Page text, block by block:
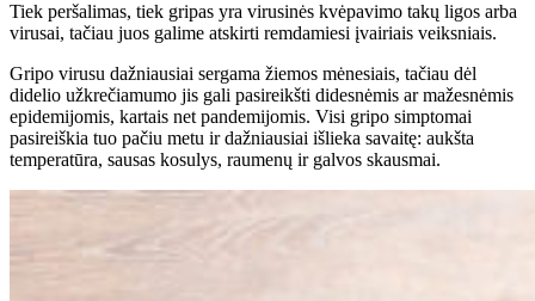
Tiek peršalimas, tiek gripas yra virusinės kvėpavimo takų ligos arba
virusai, tačiau juos galime atskirti remdamiesi įvairiais veiksniais.
Gripo virusu dažniausiai sergama žiemos mėnesiais, tačiau dėl
didelio užkrečiamumo jis gali pasireikšti didesnėmis ar mažesnėmis
epidemijomis, kartais net pandemijomis. Visi gripo simptomai
pasireiškia tuo pačiu metu ir dažniausiai išlieka savaitę: aukšta
temperatūra, sausas kosulys, raumenų ir galvos skausmai.